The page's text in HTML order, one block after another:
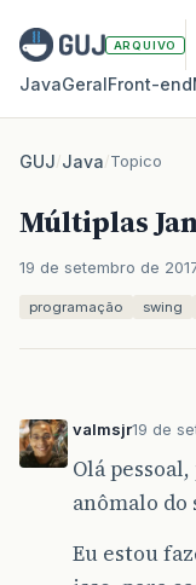
ARQUIVO
JavaGeralFront‑end
GUJ/Java/Topico
Múltiplas
19 de setembro de
programação swing
valmsjr19 de
Olá
anômalo
Eu estou